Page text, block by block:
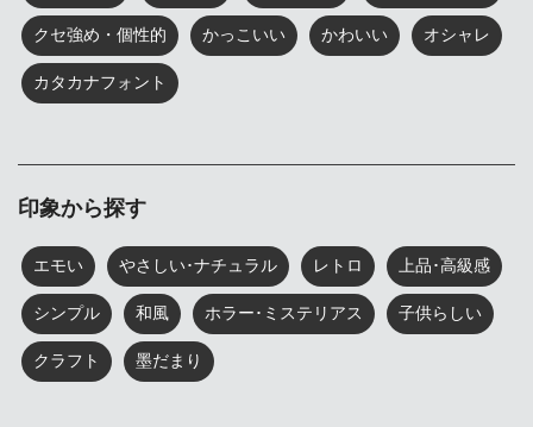
クセ強め・個性的 かっこいい かわいい オシャレ
カタカナフォント
印象から探す
エモい やさしい･ナチュラル レトロ 上品･高級感
シンプル 和風 ホラー･ミステリアス 子供らしい
クラフト 墨だまり